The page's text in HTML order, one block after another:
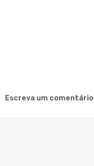
Escreva um comentário